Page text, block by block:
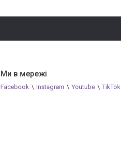
Ми в мережі
Facebook \ Instagram \ Youtube \ TikTok